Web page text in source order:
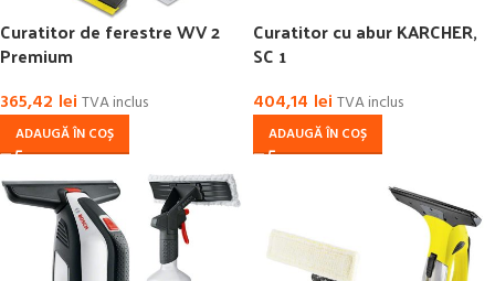
Curatitor de ferestre WV 2
Premium
365,42 lei TVA inclus
ADAUGĂ ÎN COȘ
Curatitor cu abur KARCHER,
SC 1
404,14 lei TVA inclus
ADAUGĂ ÎN COȘ